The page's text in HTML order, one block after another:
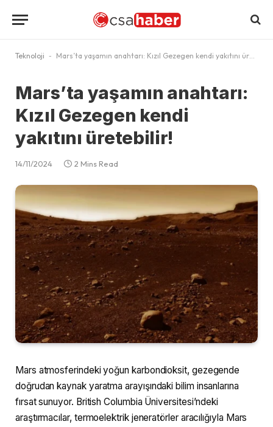
Teknoloji - Mars’ta yaşamın anahtarı: Kızıl Gezegen kendi yakıtını üretebilir!
Mars’ta yaşamın anahtarı:
Kızıl Gezegen kendi
yakıtını üretebilir!
14/11/2024 2 Mins Read
Mars atmosferindeki yoğun karbondioksit, gezegende
doğrudan kaynak yaratma arayışındaki bilim insanlarına
fırsat sunuyor. British Columbia Üniversitesi’ndeki
araştırmacılar, termoelektrik jeneratörler aracılığıyla Mars